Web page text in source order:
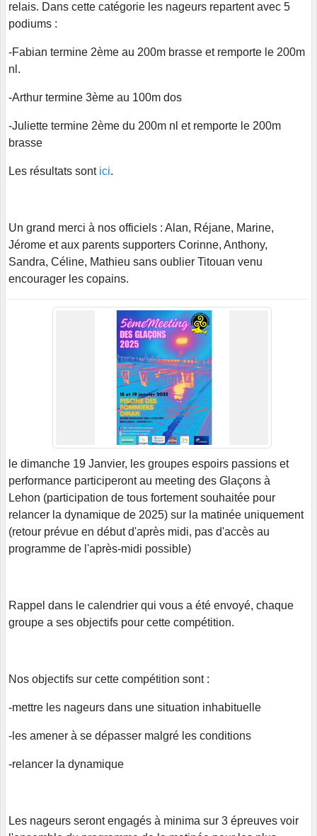
relais. Dans cette catégorie les nageurs repartent avec 5
podiums :
-Fabian termine 2ème au 200m brasse et remporte le 200m
nl.
-Arthur termine 3ème au 100m dos
-Juliette termine 2ème du 200m nl et remporte le 200m
brasse
Les résultats sont ici.
Un grand merci à nos officiels : Alan, Réjane, Marine,
Jérome et aux parents supporters Corinne, Anthony,
Sandra, Céline, Mathieu sans oublier Titouan venu
encourager les copains.
le dimanche 19 Janvier, les groupes espoirs passions et
performance participeront au meeting des Glaçons à
Lehon (participation de tous fortement souhaitée pour
relancer la dynamique de 2025) sur la matinée uniquement
(retour prévue en début d'après midi, pas d'accès au
programme de l'après-midi possible)
Rappel dans le calendrier qui vous a été envoyé, chaque
groupe a ses objectifs pour cette compétition.
Nos objectifs sur cette compétition sont :
-mettre les nageurs dans une situation inhabituelle
-les amener à se dépasser malgré les conditions
-relancer la dynamique
Les nageurs seront engagés à minima sur 3 épreuves voir